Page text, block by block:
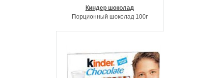
Киндер шоколад
Порционный шоколад 100г